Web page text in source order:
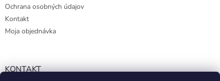
Ochrana osobných údajov
Kontakt
Moja objednávka
KONTAKT